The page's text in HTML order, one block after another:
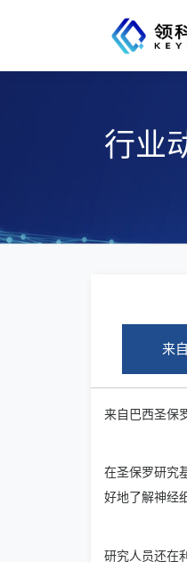
行业
来
来自巴西圣保
在圣保罗研究
好地了解神经
研究人员还在